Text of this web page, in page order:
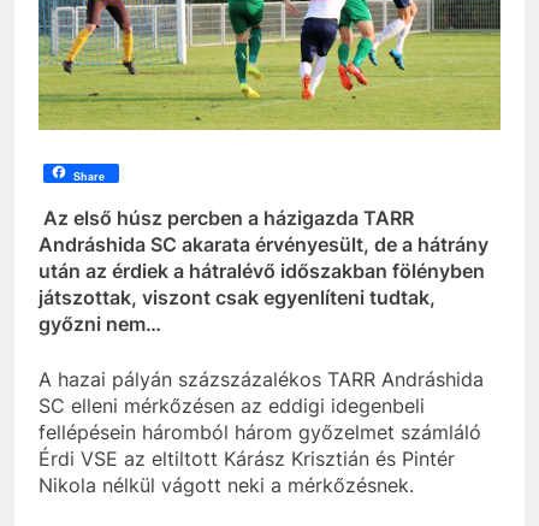
Share
Az első húsz percben a házigazda TARR
Andráshida SC akarata érvényesült, de a hátrány
után az érdiek a hátralévő időszakban fölényben
játszottak, viszont csak egyenlíteni tudtak,
győzni nem…
A hazai pályán százszázalékos TARR Andráshida
SC elleni mérkőzésen az eddigi idegenbeli
fellépésein háromból három győzelmet számláló
Érdi VSE az eltiltott Kárász Krisztián és Pintér
Nikola nélkül vágott neki a mérkőzésnek.